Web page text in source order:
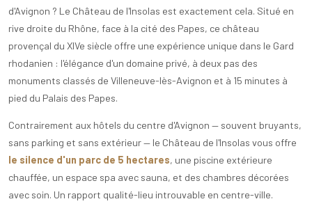
d'Avignon ? Le Château de l'Insolas est exactement cela. Situé en
rive droite du Rhône, face à la cité des Papes, ce château
provençal du XIVe siècle offre une expérience unique dans le Gard
rhodanien : l'élégance d'un domaine privé, à deux pas des
monuments classés de Villeneuve-lès-Avignon et à 15 minutes à
pied du Palais des Papes.
Contrairement aux hôtels du centre d'Avignon — souvent bruyants,
sans parking et sans extérieur — le Château de l'Insolas vous offre
le silence d'un parc de 5 hectares, une piscine extérieure
chauffée, un espace spa avec sauna, et des chambres décorées
avec soin. Un rapport qualité-lieu introuvable en centre-ville.